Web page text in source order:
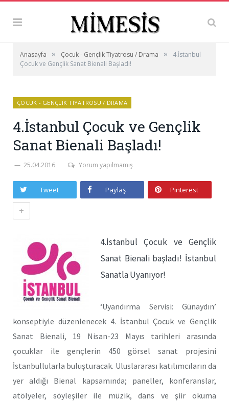
Anasayfa » Çocuk - Gençlik Tiyatrosu / Drama »
4.İstanbul
Çocuk ve Gençlik Sanat Bienali Başladı!
ÇOCUK - GENÇLIK TIYATROSU / DRAMA
4.İstanbul Çocuk ve Gençlik
Sanat Bienali Başladı!
25.04.2016 Yorum yapılmamış
Tweet Paylaş Pinterest
+
4.İstanbul Çocuk ve Gençlik
Sanat Bienali başladı! İstanbul
Sanatla Uyanıyor!
‘Uyandırma Servisi: Günaydın’
konseptiyle düzenlenecek 4. İstanbul Çocuk ve Gençlik
Sanat Bienali, 19 Nisan-23 Mayıs tarihleri arasında
çocuklar ile gençlerin 450 görsel sanat projesini
İstanbullularla buluşturacak. Uluslararası katılımcıların da
yer aldığı Bienal kapsamında; paneller, konferanslar,
atölyeler, söyleşiler ile müzik, dans ve şiir okuma